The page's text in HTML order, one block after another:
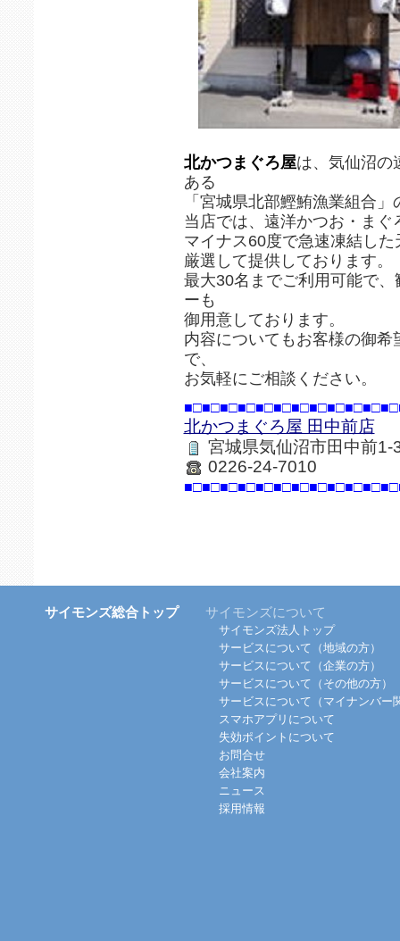
北かつまぐろ屋は、気仙沼の
ある
「宮城県北部鰹鮪漁業組合
当店では、遠洋かつお・ま
マイナス60度で急速凍結し
厳選して提供しております。
最大30名までご利用可能で
ーも
御用意しております。
内容についてもお客様の御
で、
お気軽にご相談ください。
北かつまぐろ屋 田中前店
宮城県気仙沼市田中前1-
0226-24-7010
サイモンズ総合トップ サイモンズについて
サイモンズ法人トップ
サービスについて（地域の方）
サービスについて（企業の方）
サービスについて（その他の方）
サービスについて（マイナンバー
スマホアプリについて
失効ポイントについて
お問合せ
会社案内
ニュース
採用情報